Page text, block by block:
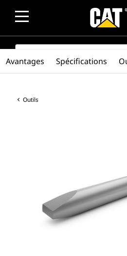
SEARCH
Outils
Avantages Spécifications